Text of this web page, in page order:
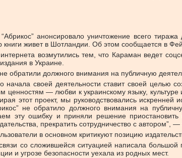
“Абрикос” анонсировало уничтожение всего
книги живет в Шотландии. Об этом сообщается в
возмутились тем, что Караман ведет
в Украине.
обратили должного внимания на публичную
начала своей деятельности ставит своей
ценностям — любви к украинскому языку,
этот проект, мы руководствовались
не обратило должного внимания на
эту ошибку и приняли решение
прекратить сотрудничество с автором”, —
в основном критикуют позицию
со сложившейся ситуацией написала
и угрозе безопасности уехала из родных мест.